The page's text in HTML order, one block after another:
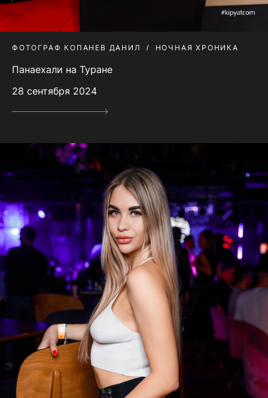
ФОТОГРАФ КОПАНЕВ ДАНИЛ НОЧНАЯ ХРОНИКА
Панаехали на Туране
28 сентября 2024